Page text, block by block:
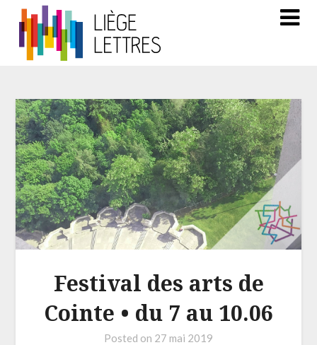
Festival des arts de
Cointe • du 7 au 10.06
Posted on 27 mai 2019